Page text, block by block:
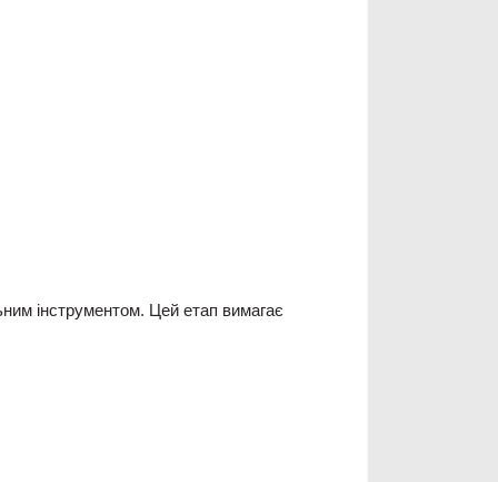
інструментом. Цей етап вимагає